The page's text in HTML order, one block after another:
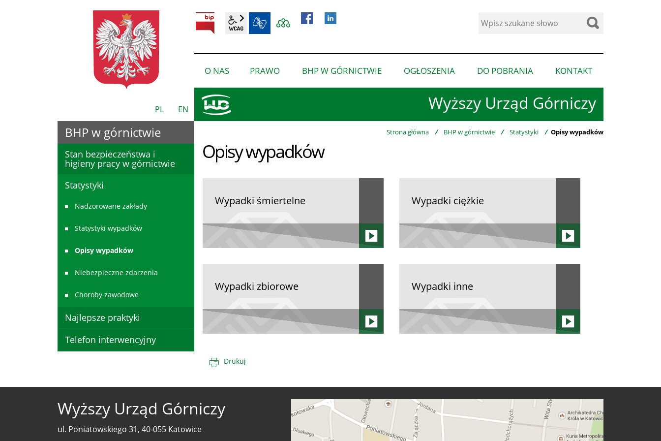
PL EN Wyższy Urząd Górniczy
BIP wcag2.1
Wyszukaj
O NAS
pokaż
podmenu
PRAWO
pokaż
podmenu
BHP W GÓRNICTWIE
pokaż
podmenu
w
OGŁOSZENIA
pokaż
podmenu
dla
“Ogłoszenia”
DO POBRANIA
pokaż
podmenu
dla
pobrania”
KONTAKT
podmenu
Strona główna / BHP w górnictwie / Statystyki / Opisy wypadków
Opisy wypadków
Wypadki śmiertelne Wypadki ciężkie
Wypadki zbiorowe Wypadki inne
Drukuj
BHP w górnictwie
Stan bezpieczeństwa i
higieny pracy w górnictwie
Statystyki
Nadzorowane zakłady
Statystyki wypadków
Opisy wypadków
Niebezpieczne zdarzenia
Choroby zawodowe
Najlepsze praktyki
Telefon interwencyjny
Wyższy Urząd Górniczy
ul. Poniatowskiego 31, 40-055 Katowice